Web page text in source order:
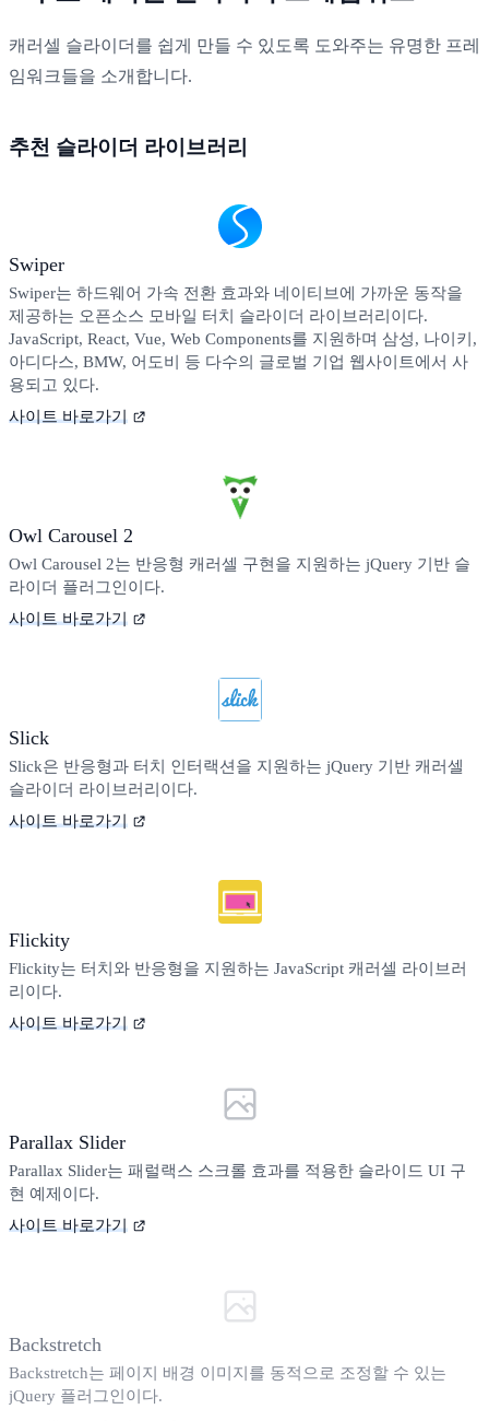
캐러셀 슬라이더를 쉽게 만들 수 있도록 도와주는 유명한 프레
임워크들을 소개합니다.
추천 슬라이더 라이브러리
Swiper
Swiper는 하드웨어 가속 전환 효과와 네이티브에 가까운 동작을
제공하는 오픈소스 모바일 터치 슬라이더 라이브러리이다.
JavaScript, React, Vue, Web Components를 지원하며 삼성, 나이키,
아디다스, BMW, 어도비 등 다수의 글로벌 기업 웹사이트에서 사
용되고 있다.
사이트 바로가기
Owl Carousel 2
Owl Carousel 2는 반응형 캐러셀 구현을 지원하는 jQuery 기반 슬
라이더 플러그인이다.
사이트 바로가기
Slick
Slick은 반응형과 터치 인터랙션을 지원하는 jQuery 기반 캐러셀
슬라이더 라이브러리이다.
사이트 바로가기
Flickity
Flickity는 터치와 반응형을 지원하는 JavaScript 캐러셀 라이브러
리이다.
사이트 바로가기
Parallax Slider
Parallax Slider는 패럴랙스 스크롤 효과를 적용한 슬라이드 UI 구
현 예제이다.
사이트 바로가기
Backstretch
Backstretch는 페이지 배경 이미지를 동적으로 조정할 수 있는
jQuery 플러그인이다.